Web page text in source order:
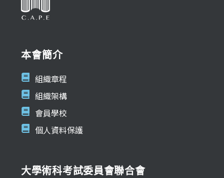
本會簡介
組織章程
組織架構
會員學校
個人資料保護
大學術科考試委員會聯合會